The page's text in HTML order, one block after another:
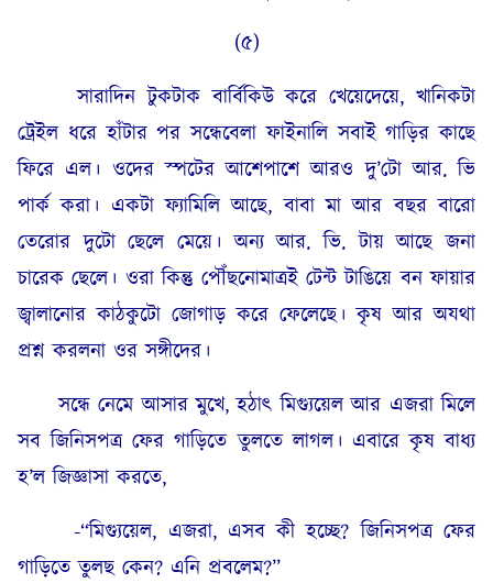
(৫)
সারাদিন টুকটাক বার্বিকিউ করে খেয়েদেয়ে, খানিকটা
ট্রেইল ধরে হাঁটার পর সন্ধেবেলা ফাইনালি সবাই গাড়ির কাছে
ফিরে এল। ওদের স্পটের আশেপাশে আরও দু’টো আর. ভি
পার্ক করা। একটা ফ্যামিলি আছে, বাবা মা আর বছর বারো
তেরোর দুটো ছেলে মেয়ে। অন্য আর. ভি. টায় আছে জনা
চারেক ছেলে। ওরা কিন্তু পৌঁছনোমাত্রই টেন্ট টাঙিয়ে বন ফায়ার
জ্বালানোর কাঠকুটো জোগাড় করে ফেলেছে। কৃষ আর অযথা
প্রশ্ন করলনা ওর সঙ্গীদের।
সন্ধে নেমে আসার মুখে, হঠাৎ মিগ্যুয়েল আর এজরা মিলে
সব জিনিসপত্র ফের গাড়িতে তুলতে লাগল। এবারে কৃষ বাধ্য
হ’ল জিজ্ঞাসা করতে,
-“মিগ্যুয়েল, এজরা, এসব কী হচ্ছে? জিনিসপত্র ফের
গাড়িতে তুলছ কেন? এনি প্রবলেম?”